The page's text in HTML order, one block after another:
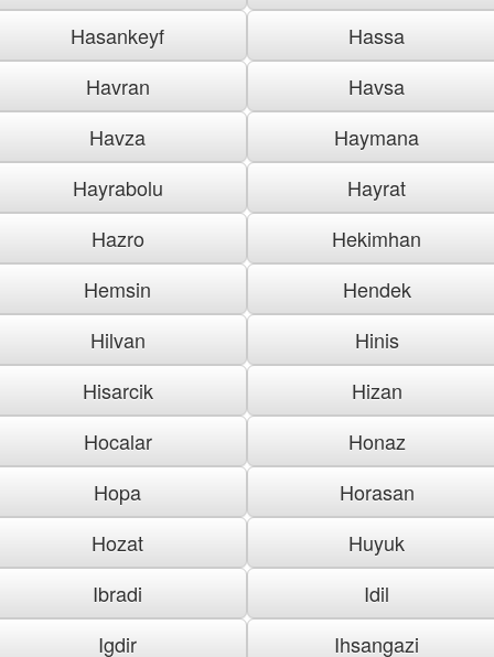
Hasankeyf
Hassa
Havran
Havsa
Havza
Haymana
Hayrabolu
Hayrat
Hazro
Hekimhan
Hemsin
Hendek
Hilvan
Hinis
Hisarcik
Hizan
Hocalar
Honaz
Hopa
Horasan
Hozat
Huyuk
Ibradi
Idil
Igdir
Ihsangazi